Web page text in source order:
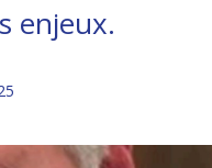
enjeux.